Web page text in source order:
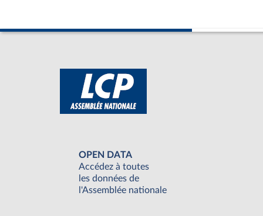
OPEN DATA
Accédez à toutes
les données de
l'Assemblée nationale